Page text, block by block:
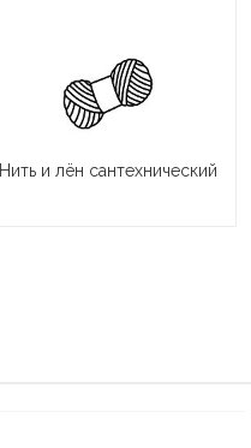
Нить и лён сантехнический